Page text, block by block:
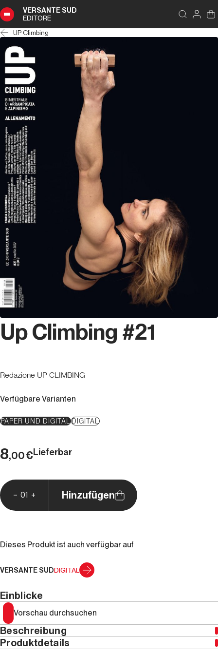
VERSANTE SUD
EDITORE
UP Climbing
Up Climbing #21
Redazione UP CLIMBING
Verfügbare Varianten
PAPER UND DIGITALDIGITAL
8,00€Lieferbar
01 Hinzufügen
Dieses Produkt ist auch verfügbar auf
VERSANTE SUDDIGITAL
Einblicke
Vorschau durchsuchen
Beschreibung
Produktdetails